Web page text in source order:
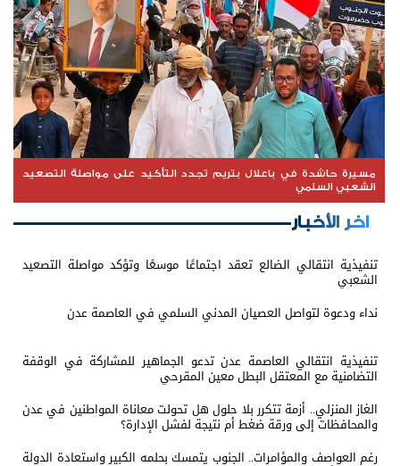
مسيرة حاشدة في باعلال بتريم تجدد التأكيد على مواصلة التصعيد
الشعبي السلمي
اخر الأخبار
تنفيذية انتقالي الضالع تعقد اجتماعًا موسعًا وتؤكد مواصلة التصعيد
الشعبي
نداء ودعوة لتواصل العصيان المدني السلمي في العاصمة عدن
تنفيذية انتقالي العاصمة عدن تدعو الجماهير للمشاركة في الوقفة
التضامنية مع المعتقل البطل معين المقرحي
الغاز المنزلي.. أزمة تتكرر بلا حلول هل تحولت معاناة المواطنين في عدن
والمحافظات إلى ورقة ضغط أم نتيجة لفشل الإدارة؟
رغم العواصف والمؤامرات.. الجنوب يتمسك بحلمه الكبير واستعادة الدولة